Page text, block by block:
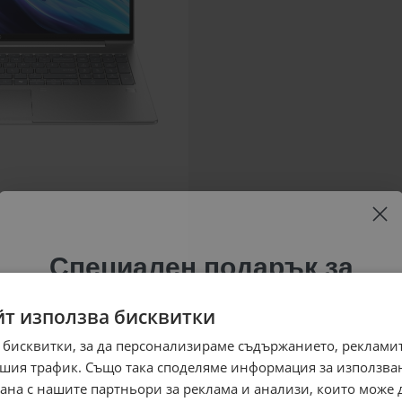
използва бисквитки
за да персонализираме съдържанието,
трафик. Също така споделяме информация за
с нашите партньори за реклама и анализи, които може
Специален подарък за
специални предложения само за теб като
въведеш само email адрес и получи отстъпка от
първата ти поръчка.